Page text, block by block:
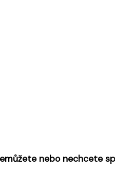
nebo nechcete